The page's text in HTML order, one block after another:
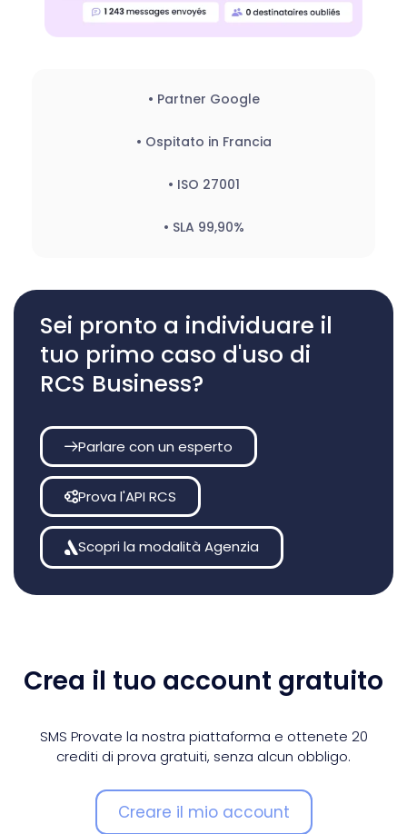
• Partner Google
• Ospitato in Francia
• ISO 27001
• SLA 99,90%
Sei pronto a individuare il
tuo primo caso d'uso di
RCS Business?
Parlare con un esperto
Prova l'API RCS
Scopri la modalità Agenzia
Crea il tuo account gratuito
SMS Provate la nostra piattaforma e ottenete 20
crediti di prova gratuiti, senza alcun obbligo.
Creare il mio account